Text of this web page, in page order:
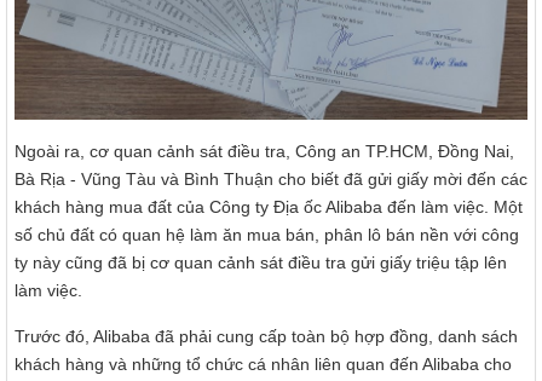
Ngoài ra, cơ quan cảnh sát điều tra, Công an TP.HCM, Đồng Nai,
Bà Rịa - Vũng Tàu và Bình Thuận cho biết đã gửi giấy mời đến các
khách hàng mua đất của Công ty Địa ốc Alibaba đến làm việc. Một
số chủ đất có quan hệ làm ăn mua bán, phân lô bán nền với công
ty này cũng đã bị cơ quan cảnh sát điều tra gửi giấy triệu tập lên
làm việc.
Trước đó, Alibaba đã phải cung cấp toàn bộ hợp đồng, danh sách
khách hàng và những tổ chức cá nhân liên quan đến Alibaba cho